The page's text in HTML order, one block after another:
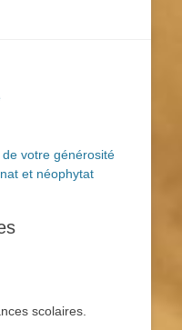
votre générosité
et néophytat
scolaires.